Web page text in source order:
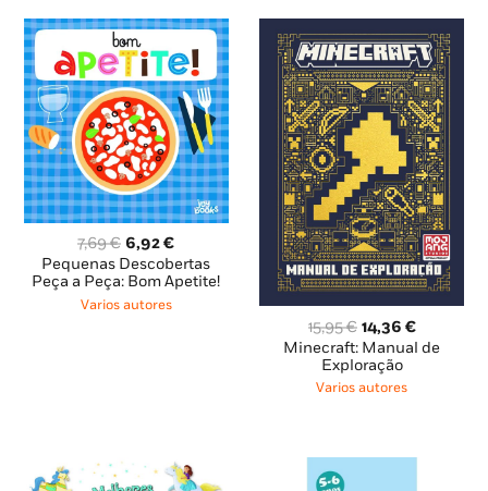
7,69€ O
preço
original
era:
6,92€O
preço
atual
Pequenas Descobertas
Peça a Peça: Bom Apetite!
Varios autores
15,95€ O
preço
original
era:
14,36 €O
preço
Minecraft: Manual de
Exploração
Varios autores